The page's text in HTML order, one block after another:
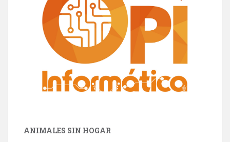
ANIMALES SIN HOGAR